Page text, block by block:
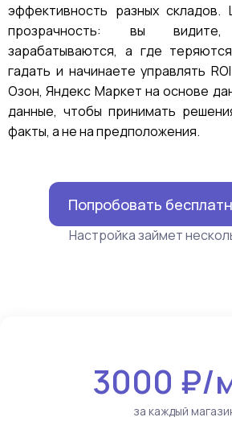
эффективность разных
прозрачность: вы
зарабатываются, а где
гадать и начинаете управлять
Озон, Яндекс Маркет на основе
данные, чтобы принимать
факты, а не на предположения.
Попробовать
Настройка займет
3000 ₽/
за каждый